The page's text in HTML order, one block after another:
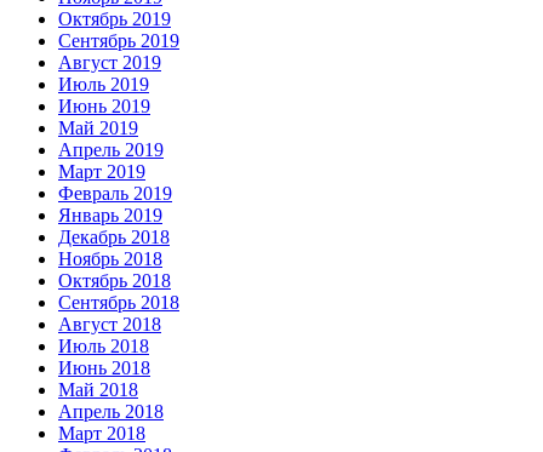
Октябрь 2019
Сентябрь 2019
Август 2019
Июль 2019
Июнь 2019
Май 2019
Апрель 2019
Март 2019
Февраль 2019
Январь 2019
Декабрь 2018
Ноябрь 2018
Октябрь 2018
Сентябрь 2018
Август 2018
Июль 2018
Июнь 2018
Май 2018
Апрель 2018
Март 2018